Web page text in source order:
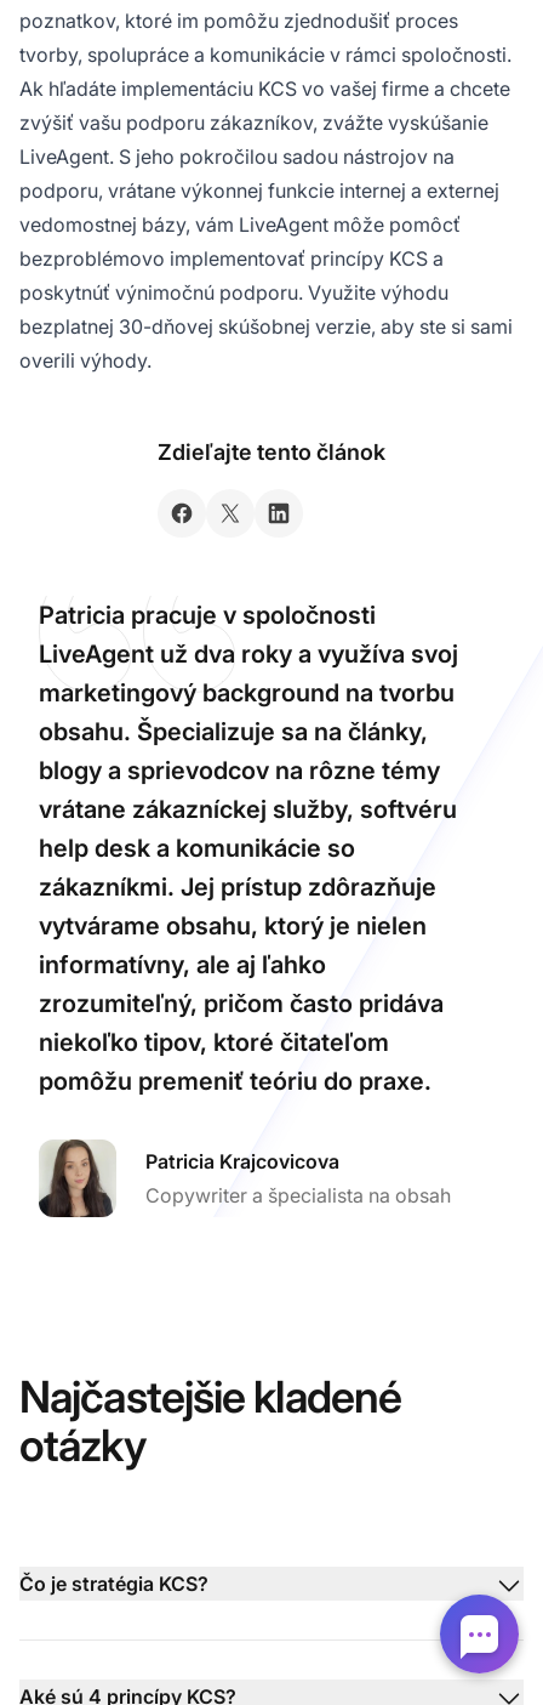
poznatkov, ktoré im pomôžu zjednodušiť proces
tvorby, spolupráce a komunikácie v rámci spoločnosti.
Ak hľadáte implementáciu KCS vo vašej firme a chcete
zvýšiť vašu podporu zákazníkov, zvážte vyskúšanie
LiveAgent. S jeho pokročilou sadou nástrojov na
podporu, vrátane výkonnej funkcie internej a externej
vedomostnej bázy, vám LiveAgent môže pomôcť
bezproblémovo implementovať princípy KCS a
poskytnúť výnimočnú podporu. Využite výhodu
bezplatnej 30-dňovej skúšobnej verzie, aby ste si sami
overili výhody.
Zdieľajte tento článok
Patricia pracuje v spoločnosti
LiveAgent už dva roky a využíva svoj
marketingový background na tvorbu
obsahu. Špecializuje sa na články,
blogy a sprievodcov na rôzne témy
vrátane zákazníckej služby, softvéru
help desk a komunikácie so
zákazníkmi. Jej prístup zdôrazňuje
vytvárame obsahu, ktorý je nielen
informatívny, ale aj ľahko
zrozumiteľný, pričom často pridáva
niekoľko tipov, ktoré čitateľom
pomôžu premeniť teóriu do praxe.
Patricia Krajcovicova
Copywriter a špecialista na obsah
Najčastejšie kladené
otázky
Čo je stratégia KCS?
Aké sú 4 princípy KCS?